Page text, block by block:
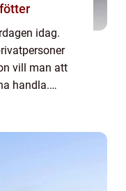
fötter
idag.
vill man att
handla.